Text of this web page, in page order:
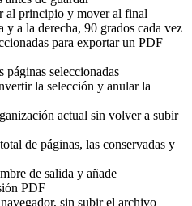
al principio y mover al final
a la derecha, 90 grados cada vez
para exportar un PDF
seleccionadas
la selección y anular la
actual sin volver a subir
de páginas, las conservadas y
de salida y añade
PDF
sin subir el archivo